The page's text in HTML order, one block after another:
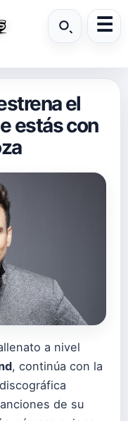
el
estás con
a nivel
, continúa con la
de su